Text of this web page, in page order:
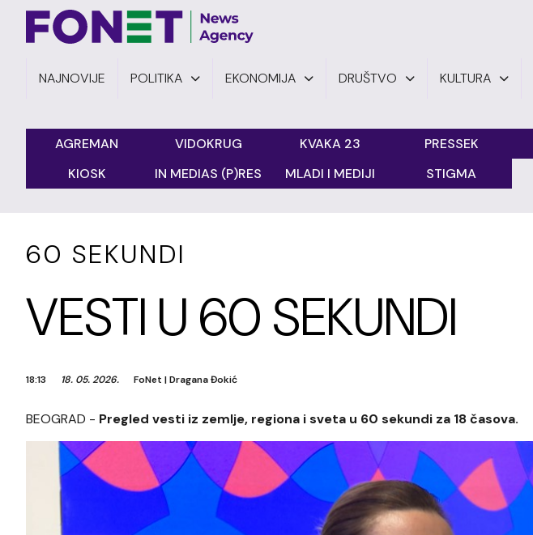
NAJNOVIJE POLITIKA EKONOMIJA DRUŠTVO KULTURA
AGREMAN VIDOKRUG KVAKA 23 PRESSEK
KIOSK
IN MEDIAS (P)RES MLADI I MEDIJI STIGMA
60 SEKUNDI
VESTI U 60 SEKUNDI
18:13 18. 05. 2026. FoNet |Dragana Đokić
BEOGRAD - Pregled vesti iz zemlje, regiona i sveta u 60 sekundi za 18 časova.